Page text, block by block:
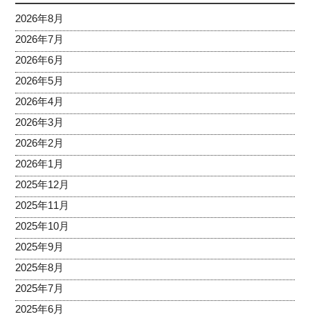
2026年8月
2026年7月
2026年6月
2026年5月
2026年4月
2026年3月
2026年2月
2026年1月
2025年12月
2025年11月
2025年10月
2025年9月
2025年8月
2025年7月
2025年6月